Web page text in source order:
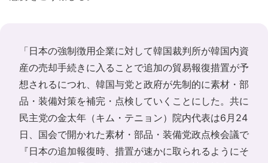
「日本の強制徴用企業に対して韓国裁判所が韓国内資
産の売却手続きに入ることで追加の貿易報復措置が予
想されるにつれ、韓国与党と政府が先制的に素材・部
品・装備対策を補完・点検していくことにした。共に
民主党の金太年（キム・テニョン）院内代表は6月24
日、国会で開かれた素材・部品・装備党政点検会議で
『日本の追加報復時、措置が速かに取られるようにそ